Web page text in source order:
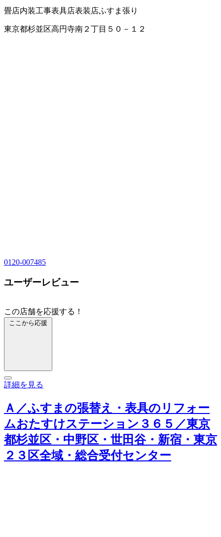
畳店内装工事表具店表装店ふすま張り
東京都杉並区高円寺南２丁目５０－１２
0120-007485
ユーザーレビュー
この店舗を応援する！
ここから応援
詳細を見る
Ａ／ふすまの張替え・表具のリフォー
ムおたすけステーション３６５／東京
都杉並区・中野区・世田谷・新宿・東京
２３区全域・総合受付センター